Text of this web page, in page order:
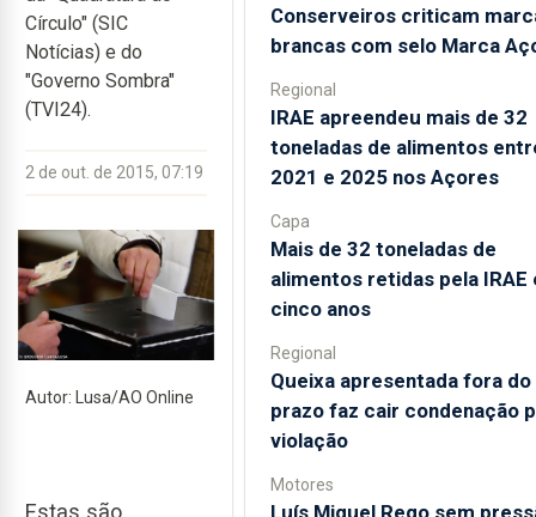
Círculo" (SIC
Notícias) e do
"Governo Sombra"
(TVI24).
2 de out. de 2015, 07:19
Autor: Lusa/AO Online
Estas são
Conserveiros criticam
brancas com selo Marca
Regional
IRAE apreendeu mais de 32
toneladas de alimentos
2021 e 2025 nos Açores
Capa
Mais de 32 toneladas de
alimentos retidas pela IRAE
cinco anos
Regional
Queixa apresentada fora do
prazo faz cair condenação
violação
Motores
Luís Miguel Rego sem